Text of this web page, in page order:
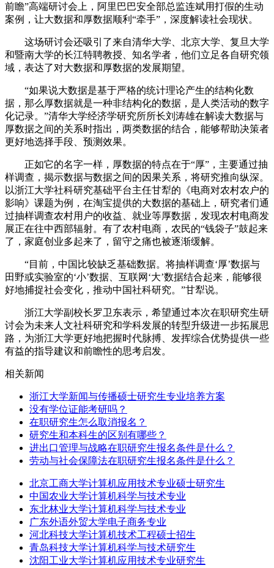
前瞻”高端研讨会上，阿里巴巴安全部总监连斌用打假的生动
案例，让大数据和厚数据顺利“牵手”，深度解读社会现状。
这场研讨会还吸引了来自清华大学、北京大学、复旦大学
和暨南大学的长江特聘教授、知名学者，他们立足各自研究领
域，表达了对大数据和厚数据的发展期望。
“如果说大数据是基于严格的统计理论产生的结构化数
据，那么厚数据就是一种非结构化的数据，是人类活动的数字
化记录。”清华大学经济学研究所所长刘涛雄在解读大数据与
厚数据之间的关系时指出，两类数据的结合，能够帮助决策者
更好地选择手段、预测效果。
正如它的名字一样，厚数据的特点在于“厚”，主要通过抽
样调查，揭示数据与数据之间的因果关系，将研究推向纵深。
以浙江大学社科研究基础平台主任甘犁的《电商对农村农户的
影响》课题为例，在淘宝提供的大数据的基础上，研究者们通
过抽样调查农村用户的收益、就业等厚数据，发现农村电商发
展正在往中西部辐射。有了农村电商，农民的“钱袋子”鼓起来
了，家庭创业多起来了，留守之痛也被逐渐缓解。
“目前，中国比较缺乏基础数据。将抽样调查‘厚’数据与
田野或实验室的‘小’数据、互联网‘大’数据结合起来，能够很
好地捕捉社会变化，推动中国社科研究。”甘犁说。
浙江大学副校长罗卫东表示，希望通过本次在职研究生研
讨会为未来人文社科研究和学科发展的转型升级进一步拓展思
路，为浙江大学更好地把握时代脉搏、发挥综合优势提供一些
有益的指导建议和前瞻性的思考启发。
相关新闻
浙江大学新闻与传播硕士研究生专业培养方案
没有学位证能考研吗？
在职研究生怎么取消报名？
研究生和本科生的区别有哪些？
进出口管理与战略在职研究生报名条件是什么？
劳动与社会保障法在职研究生报名条件是什么？
北京工商大学计算机应用技术专业硕士研究生
中国农业大学计算机科学与技术专业
东北林业大学计算机科学与技术专业
广东外语外贸大学电子商务专业
河北科技大学计算机技术工程硕士招生
青岛科技大学计算机科学与技术研究生
沈阳工业大学计算机应用技术专业研究生